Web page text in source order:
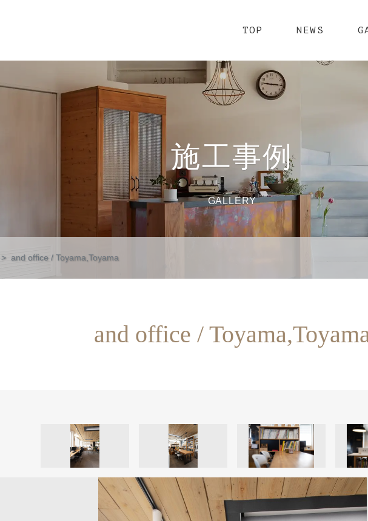
TOP NEWS
施工事例
GALLERY
and office / Toyama,Toyama
and office /